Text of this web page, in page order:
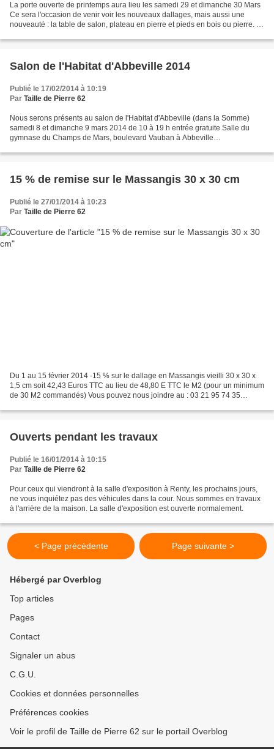
La porte ouverte de printemps aura lieu les samedi 29 et dimanche 30 Mars
Ce sera l'occasion de venir voir les nouveaux dallages, mais aussi une
nouveauté : la table de salon, plateau en pierre et pieds en bois ou pierre. Il
Salon de l'Habitat d'Abbeville 2014
Publié le 17/02/2014 à 10:19
Par Taille de Pierre 62
Nous serons présents au salon de l'Habitat d'Abbeville (dans la Somme)
samedi 8 et dimanche 9 mars 2014 de 10 à 19 h entrée gratuite Salle du
gymnase du Champs de Mars, boulevard Vauban à Abbeville
15 % de remise sur le Massangis 30 x 30 cm
Publié le 27/01/2014 à 10:23
Par Taille de Pierre 62
Du 1 au 15 février 2014 -15 % sur le dallage en Massangis vieilli 30 x 30 x
1,5 cm soit 42,43 Euros TTC au lieu de 48,80 E TTC le M2 (pour un minimum
de 30 M2 commandés) Vous pouvez nous joindre au : 03 21 95 74 35
Ouverts pendant les travaux
Publié le 16/01/2014 à 10:15
Par Taille de Pierre 62
Pour ceux qui viendront à la salle d'exposition à Renty, les prochains jours,
ne vous inquiétez pas des véhicules dans la cour. Nous sommes en travaux
à l'arrière de la maison. La salle d'exposition est ouverte normalement.
< Page précédente Page suivante >
Hébergé par Overblog
Top articles
Pages
Contact
Signaler un abus
C.G.U.
Cookies et données personnelles
Préférences cookies
Voir le profil de Taille de Pierre 62 sur le portail Overblog